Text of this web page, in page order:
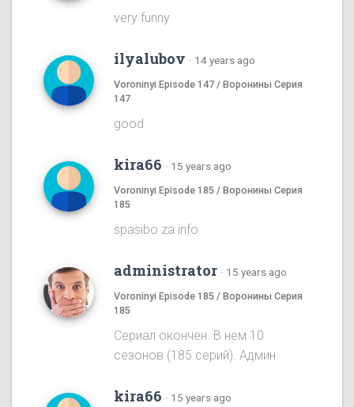
very funny
ilyalubov · 14 years ago
Voroninyi Episode 147 / Воронины Серия
147
good
kira66 · 15 years ago
Voroninyi Episode 185 / Воронины Серия
185
spasibo za info
administrator · 15 years ago
Voroninyi Episode 185 / Воронины Серия
185
Сериал окончен. В нем 10
сезонов (185 серий). Админ.
kira66 · 15 years ago